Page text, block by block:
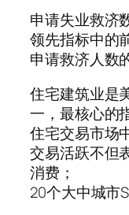
申请失业救济
领先指标中的
申请救济人数
住宅建筑业是
一，最核心的
住宅交易市场
交易活跃不但
消费；
20个大中城市